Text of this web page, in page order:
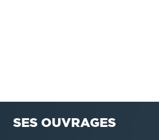
SES OUVRAGES